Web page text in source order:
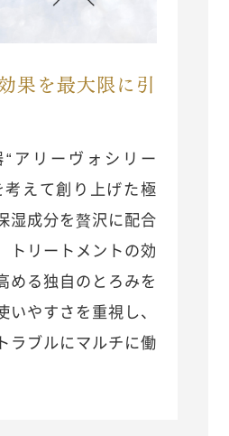
果を最大限に引
アリーヴォシリー
考えて創り上げた極
湿成分を贅沢に配合
トリートメントの効
める独自のとろみを
いやすさを重視し、
ラブルにマルチに働